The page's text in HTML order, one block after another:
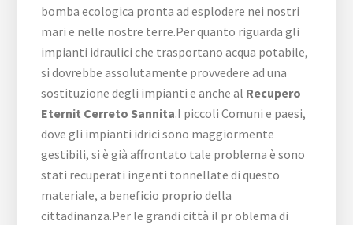
bomba ecologica pronta ad esplodere nei nostri
mari e nelle nostre terre.Per quanto riguarda gli
impianti idraulici che trasportano acqua potabile,
si dovrebbe assolutamente provvedere ad una
sostituzione degli impianti e anche al Recupero
Eternit Cerreto Sannita.I piccoli Comuni e paesi,
dove gli impianti idrici sono maggiormente
gestibili, si è già affrontato tale problema è sono
stati recuperati ingenti tonnellate di questo
materiale, a beneficio proprio della
cittadinanza.Per le grandi città il pr oblema di